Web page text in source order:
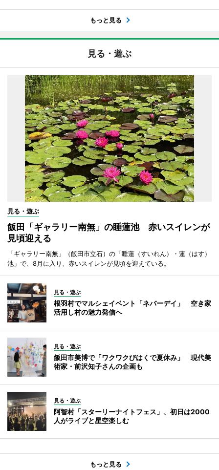
もっと見る
見る・遊ぶ
見る・遊ぶ
飯田「ギャラリー南無」の睡蓮池 赤いスイレンが
見頃迎える
「ギャラリー南無」（飯田市立石）の「睡蓮（すいれん）・蓮（はす）
池」で、8月に入り、赤いスイレンが見頃を迎えている。
見る・遊ぶ
根羽村でマルシェイベント「ネバーデイ」 空き家
活用し村の魅力発信へ
見る・遊ぶ
飯田市美博で「ワクワクびはくで夏休み」 現代美
術家・前沢知子さんの企画も
見る・遊ぶ
阿智村「スターリーナイトフェス」、初日は2000
人がライブと星空楽しむ
もっと見る